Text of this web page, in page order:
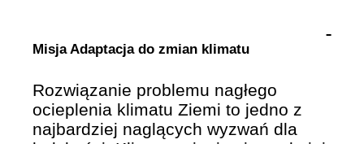
Misja Adaptacja do zmian klimatu
Rozwiązanie problemu nagłego
ocieplenia klimatu Ziemi to jedno z
najbardziej naglących wyzwań dla